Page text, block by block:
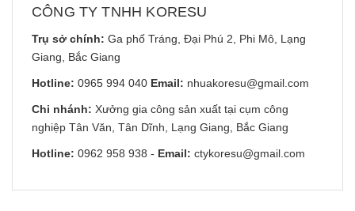
CÔNG TY TNHH KORESU
Trụ sở chính: Ga phố Tráng, Đại Phú 2, Phi Mô, Lạng
Giang, Bắc Giang
Hotline: 0965 994 040 Email: nhuakoresu@gmail.com
Chi nhánh: Xưởng gia công sản xuất tại cụm công
nghiệp Tân Văn, Tân Dĩnh, Lạng Giang, Bắc Giang
Hotline: 0962 958 938 - Email: ctykoresu@gmail.com